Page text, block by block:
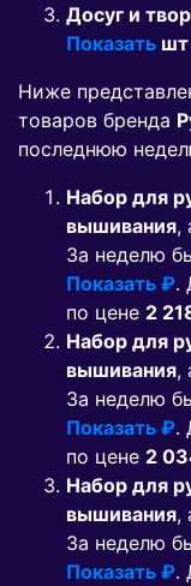
Досуг и
Показать шт
Ниже
товаров бренда
последнюю
Набор для
вышивания,
За неделю
Показать ₽.
по цене 2
Набор для
вышивания,
За неделю
Показать ₽.
по цене 2
Набор для
вышивания,
За неделю
Показать ₽.